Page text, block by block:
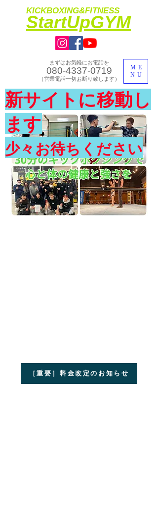
KICKBOXING&FITNESS
​StartUpGYM
ME
NU
まずはお気軽にお電話を
080-4337-0719
​（営業電話一切お断り致します）
​体験入会実施中
新サイトに移動し
ます
少々お待ちください
［重要］料金改定のお知らせ